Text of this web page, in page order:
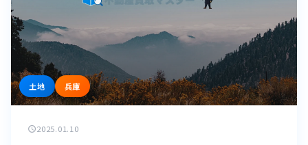
土地 兵庫
schedule2025.01.10